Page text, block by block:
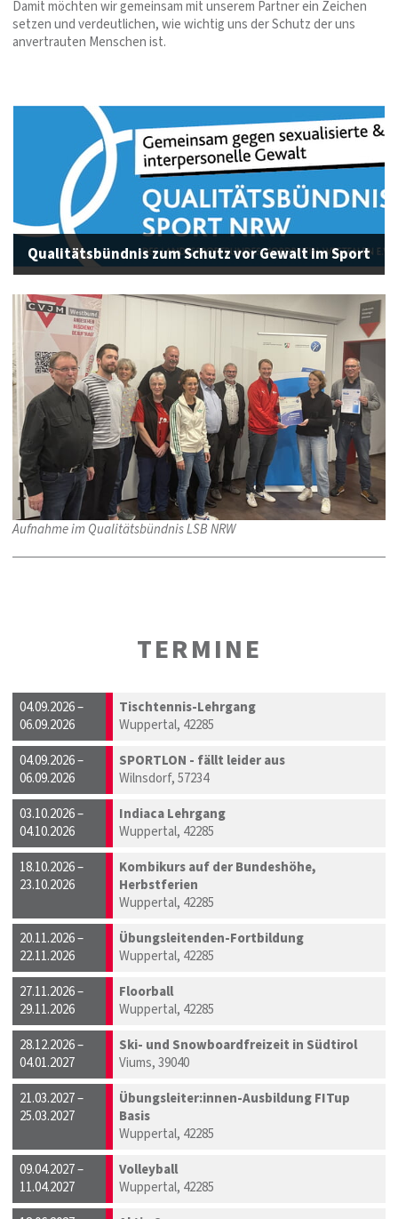
Damit möchten wir gemeinsam mit unserem Partner ein Zeichen
setzen und verdeutlichen, wie wichtig uns der Schutz der uns
anvertrauten Menschen ist.
Qualitätsbündnis zum Schutz vor Gewalt im Sport
Aufnahme im Qualitätsbündnis LSB NRW
TERMINE
04.09.2026 –
06.09.2026
Tischtennis-Lehrgang
Wuppertal, 42285
04.09.2026 –
06.09.2026
SPORTLON - fällt leider aus
Wilnsdorf, 57234
03.10.2026 –
04.10.2026
Indiaca Lehrgang
Wuppertal, 42285
18.10.2026 –
23.10.2026
Kombikurs auf der Bundeshöhe,
Herbstferien
Wuppertal, 42285
20.11.2026 –
22.11.2026
Übungsleitenden-Fortbildung
Wuppertal, 42285
27.11.2026 –
29.11.2026
Floorball
Wuppertal, 42285
28.12.2026 –
04.01.2027
Ski- und Snowboardfreizeit in Südtirol
Viums, 39040
21.03.2027 –
25.03.2027
Übungsleiter:innen-Ausbildung FITup
Basis
Wuppertal, 42285
09.04.2027 –
11.04.2027
Volleyball
Wuppertal, 42285